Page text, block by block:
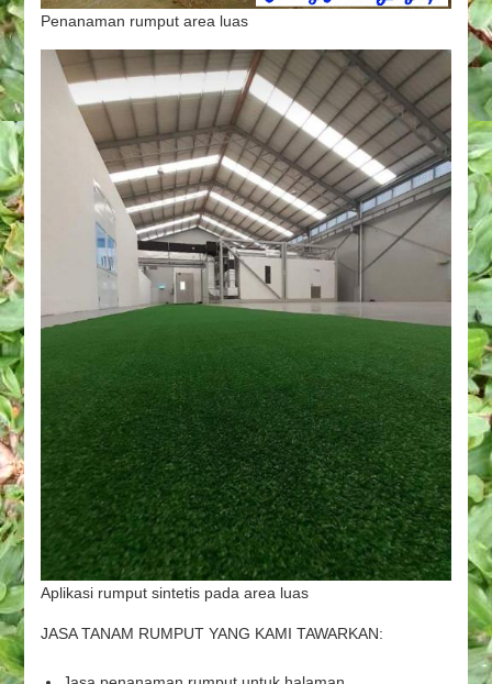
Penanaman rumput area luas
Aplikasi rumput sintetis pada area luas
JASA TANAM RUMPUT YANG KAMI TAWARKAN: